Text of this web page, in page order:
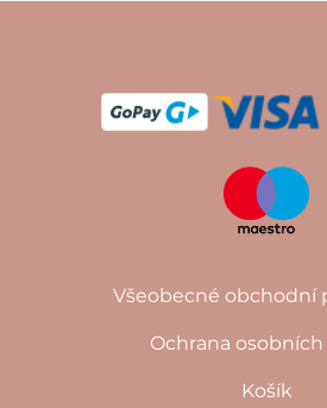
Všeobecné obchodní
Ochrana
Košík